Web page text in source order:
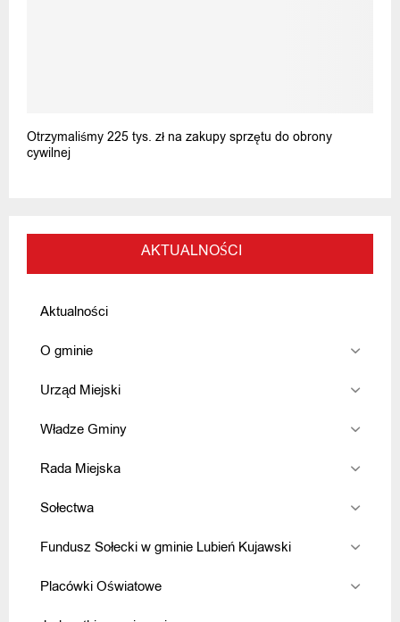
Otrzymaliśmy 225 tys. zł na zakupy sprzętu do obrony
cywilnej
AKTUALNOŚCI
Aktualności
O gminie
Urząd Miejski
Władze Gminy
Rada Miejska
Sołectwa
Fundusz Sołecki w gminie Lubień Kujawski
Placówki Oświatowe